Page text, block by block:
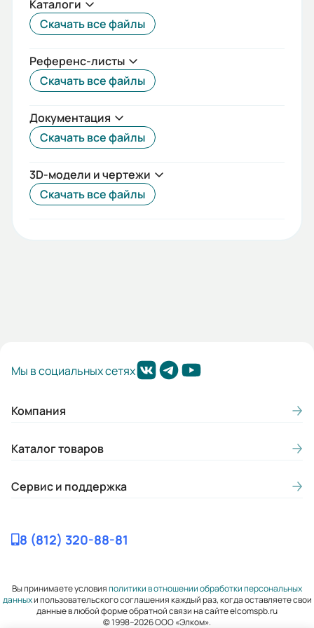
Каталоги
Скачать все файлы
Референс-листы
Скачать все файлы
Документация
Скачать все файлы
3D-модели и чертежи
Скачать все файлы
Мы в социальных сетях
Компания
Каталог товаров
Сервис и поддержка
8 (812) 320-88-81
Вы принимаете условияполитики в отношении обработки персональных
данныхи пользовательского соглашения каждый раз, когда оставляете свои
данные в любой форме обратной связи на сайте elcomspb.ru
© 1998–2026 ООО «Элком».